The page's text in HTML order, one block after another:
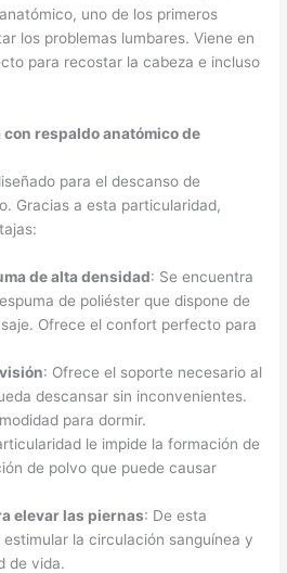
uno de los primeros
los problemas lumbares. Viene en
para recostar la cabeza e incluso
respaldo anatómico de
para el descanso de
Gracias a esta particularidad,
de alta densidad: Se encuentra
de poliéster que dispone de
Ofrece el confort perfecto para
: Ofrece el soporte necesario al
descansar sin inconvenientes.
para dormir.
le impide la formación de
de polvo que puede causar
elevar las piernas: De esta
estimular la circulación sanguínea y
de vida.